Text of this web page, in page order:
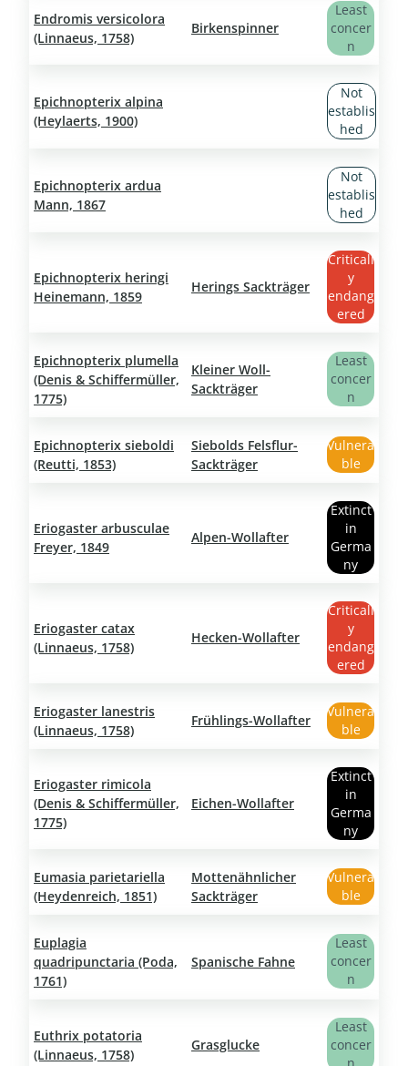
Endromis versicolora
(Linnaeus, 1758)
Birkenspinner
Least
concer
n
Epichnopterix alpina
(Heylaerts, 1900)
Not
establis
hed
Epichnopterix ardua
Mann, 1867
Not
establis
hed
Epichnopterix heringi
Heinemann, 1859
Herings Sackträger
Criticall
y
endang
ered
Epichnopterix plumella
(Denis & Schiffermüller,
1775)
Kleiner Woll-
Sackträger
Least
concer
n
Epichnopterix sieboldi
(Reutti, 1853)
Siebolds Felsflur-
Sackträger
Vulnera
ble
Eriogaster arbusculae
Freyer, 1849
Alpen-Wollafter
Extinct
in
Germa
ny
Eriogaster catax
(Linnaeus, 1758)
Hecken-Wollafter
Criticall
y
endang
ered
Eriogaster lanestris
(Linnaeus, 1758)
Frühlings-Wollafter
Vulnera
ble
Eriogaster rimicola
(Denis & Schiffermüller,
1775)
Eichen-Wollafter
Extinct
in
Germa
ny
Eumasia parietariella
(Heydenreich, 1851)
Mottenähnlicher
Sackträger
Vulnera
ble
Euplagia
quadripunctaria (Poda,
1761)
Spanische Fahne
Least
concer
n
Euthrix potatoria
(Linnaeus, 1758)
Grasglucke
Least
concer